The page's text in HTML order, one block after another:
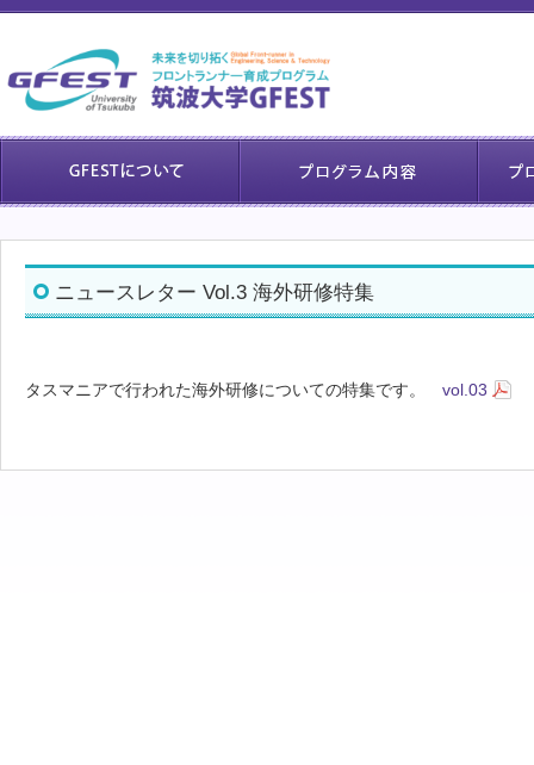
ニュースレター Vol.3 海外研修特集
タスマニアで行われた海外研修についての特集です。 vol.03